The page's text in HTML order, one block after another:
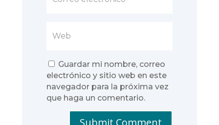
Guardar mi nombre, correo
electrónico y sitio web en este
navegador para la próxima vez
que haga un comentario.
Submit Comment